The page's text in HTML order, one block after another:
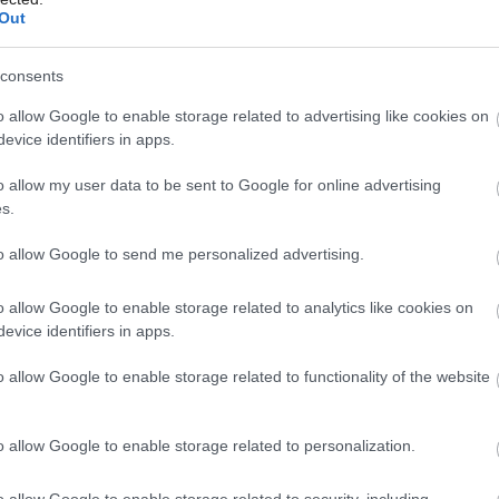
allow Google to enable storage related to advertising like cookies on
identifiers in apps.
allow my user data to be sent to Google for online advertising
allow Google to send me personalized advertising.
allow Google to enable storage related to analytics like cookies on
identifiers in apps.
allow Google to enable storage related to functionality of the website
allow Google to enable storage related to personalization.
pripoistiť záhradu
Generali celkovo 18 rôznych
a domácnosti môžete
domáceho miláčika, záhradu,
Práve možnosť vybrať si až z 18
Extra na slovenskom trhu
krytia, ktoré vôbec nepotrebuje, ako je
ale poistenie si ušije doslova